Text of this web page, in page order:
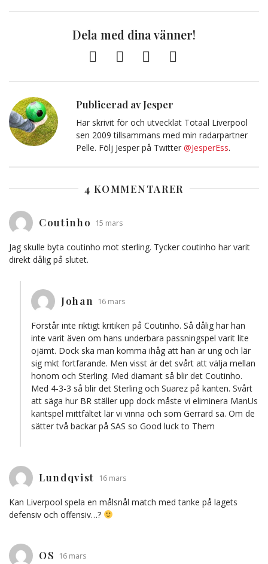
Dela med dina vänner!
FacebookTwitter
Kopiera
till
Publicerad av Jesper
Har skrivit för och utvecklat Totaal Liverpool
sen 2009 tillsammans med min radarpartner
Pelle. Följ Jesper på Twitter @JesperEss.
4 KOMMENTARER
Coutinho 15 mars
Jag skulle byta coutinho mot sterling. Tycker coutinho har varit
direkt dålig på slutet.
Johan 16 mars
Förstår inte riktigt kritiken på Coutinho. Så dålig har han
inte varit även om hans underbara passningspel varit lite
ojämt. Dock ska man komma ihåg att han är ung och lär
sig mkt fortfarande. Men visst är det svårt att välja mellan
honom och Sterling. Med diamant så blir det Coutinho.
Med 4-3-3 så blir det Sterling och Suarez på kanten. Svårt
att säga hur BR ställer upp dock måste vi eliminera ManUs
kantspel mittfältet lär vi vinna och som Gerrard sa. Om de
sätter två backar på SAS so Good luck to Them
Lundqvist 16 mars
Kan Liverpool spela en målsnål match med tanke på lagets
defensiv och offensiv…?
OS 16 mars